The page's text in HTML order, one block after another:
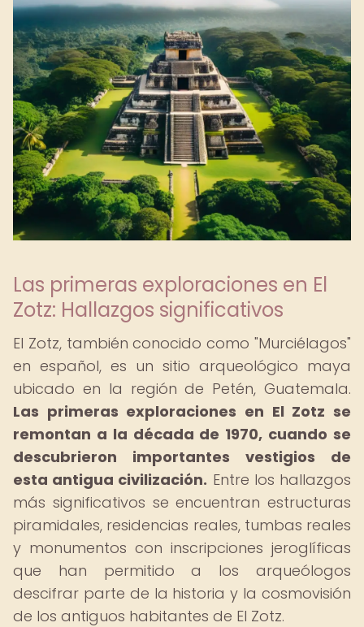
Las primeras exploraciones en El
Zotz: Hallazgos significativos
El Zotz, también conocido como "Murciélagos"
en español, es un sitio arqueológico maya
ubicado en la región de Petén, Guatemala.
Las primeras exploraciones en El Zotz se
remontan a la década de 1970, cuando se
descubrieron importantes vestigios de
esta antigua civilización. Entre los hallazgos
más significativos se encuentran estructuras
piramidales, residencias reales, tumbas reales
y monumentos con inscripciones jeroglíficas
que han permitido a los arqueólogos
descifrar parte de la historia y la cosmovisión
de los antiguos habitantes de El Zotz.